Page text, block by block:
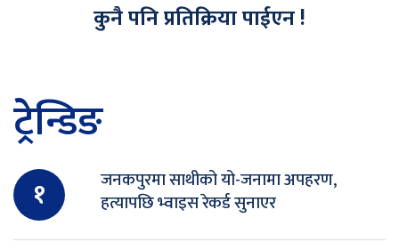
कुनै पनि प्रतिक्रिया पाईएन !
ट्रेन्डिङ
१
जनकपुरमा साथीको यो-जनामा अपहरण,
हत्यापछि भ्वाइस रेकर्ड सुनाएर